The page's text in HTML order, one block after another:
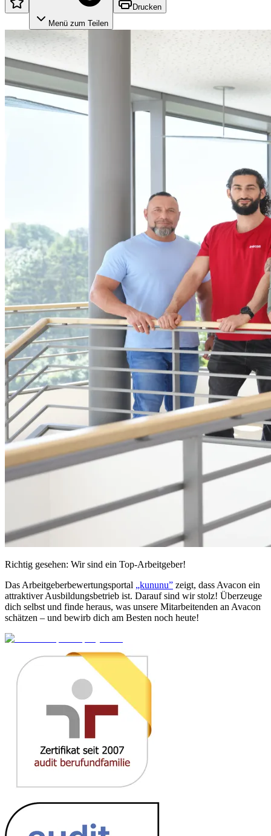
Menü zum Teilen
Drucken
Richtig gesehen: Wir sind ein Top-Arbeitgeber!
Das Arbeitgeberbewertungsportal „kununu” zeigt, dass Avacon ein
attraktiver Ausbildungsbetrieb ist. Darauf sind wir stolz! Überzeuge
dich selbst und finde heraus, was unsere Mitarbeitenden an Avacon
schätzen – und bewirb dich am Besten noch heute!